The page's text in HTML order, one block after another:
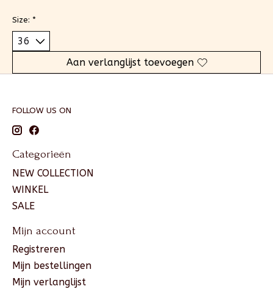
Size: *
Aan verlanglijst toevoegen
FOLLOW US ON
Categorieën
NEW COLLECTION
WINKEL
SALE
Mijn account
Registreren
Mijn bestellingen
Mijn verlanglijst